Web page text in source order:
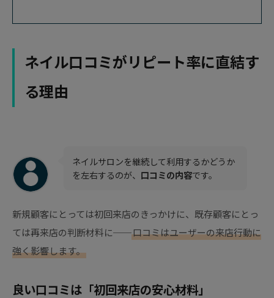
ネイル口コミがリピート率に直結す
る理由
ネイルサロンを継続して利用するかどうか
を左右するのが、 口コミの内容です。
新規顧客にとっては初回来店のきっかけに、既存顧客にとっ
ては再来店の判断材料に──口コミはユーザーの来店行動に
強く影響します。
良い口コミは「初回来店の安心材料」